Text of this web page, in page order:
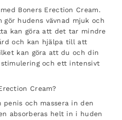
Boners Erection Cream.
gör hudens vävnad mjuk och
kan göra att det tar mindre
och kan hjälpa till att
kan göra att du och din
och ett intensivt
Cream?
och massera in den
absorberas helt in i huden